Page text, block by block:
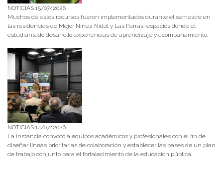
NOTICIAS 15/07/2026
Muchos de estos recursos fueron implementados durante el semestre en
las residencias de Mejor Niñez Nidal y Las Parras, espacios donde el
estudiantado desarrolló experiencias de aprendizaje y acompañamiento.
NOTICIAS 14/07/2026
La instancia convocó a equipos académicos y profesionales con el fin de
diseñar líneas prioritarias de colaboración y establecer las bases de un plan
de trabajo conjunto para el fortalecimiento de la educación pública.